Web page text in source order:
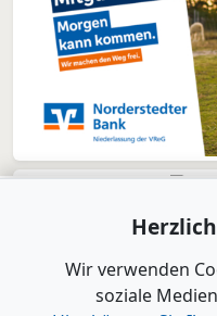
Wir verwenden
soziale